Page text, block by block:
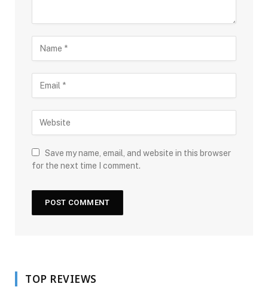
Save my name, email, and website in this browser
for the next time I comment.
TOP REVIEWS